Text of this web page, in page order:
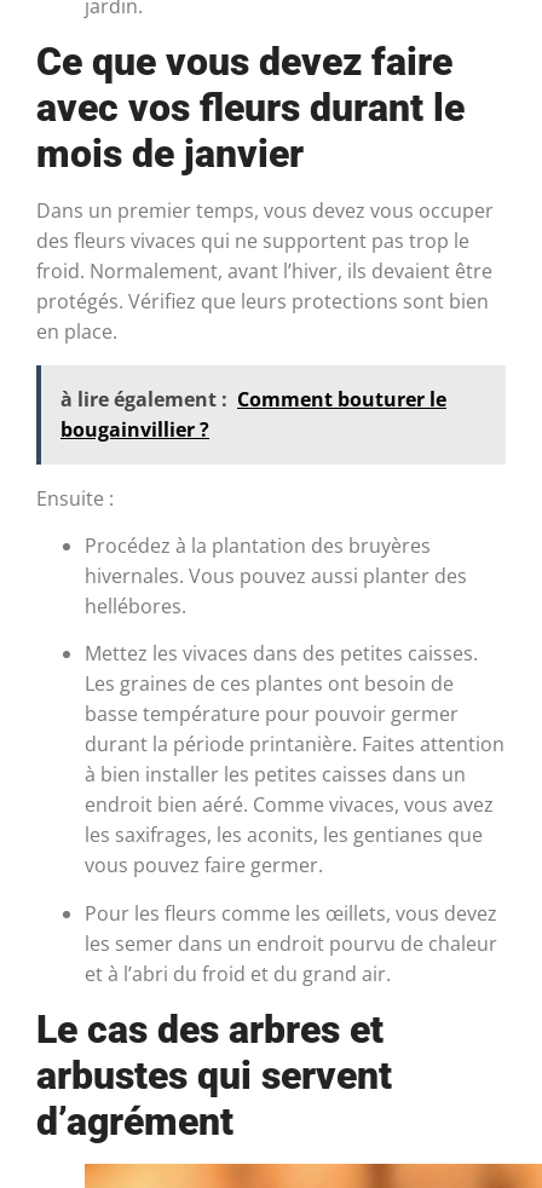
jardin.
Ce que vous devez faire
avec vos fleurs durant le
mois de janvier
Dans un premier temps, vous devez vous occuper
des fleurs vivaces qui ne supportent pas trop le
froid. Normalement, avant l’hiver, ils devaient être
protégés. Vérifiez que leurs protections sont bien
en place.
à lire également : Comment bouturer le
bougainvillier ?
Ensuite :
Procédez à la plantation des bruyères
hivernales. Vous pouvez aussi planter des
hellébores.
Mettez les vivaces dans des petites caisses.
Les graines de ces plantes ont besoin de
basse température pour pouvoir germer
durant la période printanière. Faites attention
à bien installer les petites caisses dans un
endroit bien aéré. Comme vivaces, vous avez
les saxifrages, les aconits, les gentianes que
vous pouvez faire germer.
Pour les fleurs comme les œillets, vous devez
les semer dans un endroit pourvu de chaleur
et à l’abri du froid et du grand air.
Le cas des arbres et
arbustes qui servent
d’agrément